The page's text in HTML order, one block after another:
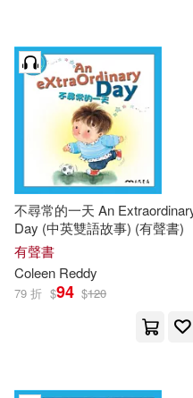
不尋常的一天 An
Day (中英雙語故事) (有聲書)
有聲書
Coleen Reddy
79 折 $94 $120